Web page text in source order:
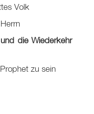
Volk
die Wiederkehr
zu sein